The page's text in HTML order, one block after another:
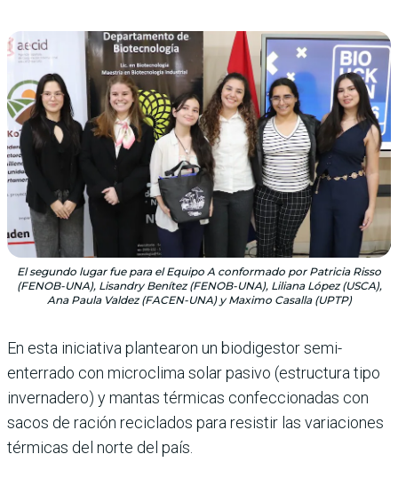
El segundo lugar fue para el Equipo A conformado por Patricia Risso
(FENOB-UNA), Lisandry Benítez (FENOB-UNA), Liliana López (USCA),
Ana Paula Valdez (FACEN-UNA) y Maximo Casalla (UPTP)
En esta iniciativa plantearon un biodigestor semi-
enterrado con microclima solar pasivo (estructura tipo
invernadero) y mantas térmicas confeccionadas con
sacos de ración reciclados para resistir las variaciones
térmicas del norte del país.